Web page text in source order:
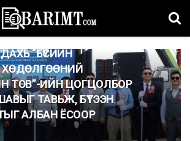
“БҮСИЙН
ТӨВ”-ИЙН ЦОГЦОЛБОР
ТАВЬЖ, БҮТЭЭН
АЛБАН ЁСООР